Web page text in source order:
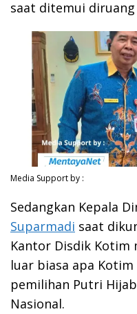
saat ditemui
Media Support by :
Sedangkan Kepala
Suparmadi saat
Kantor Disdik Kotim
luar biasa apa
pemilihan Putri
Nasional.